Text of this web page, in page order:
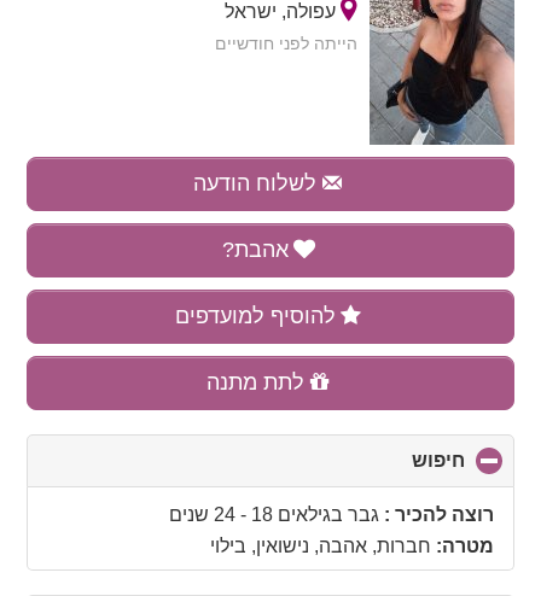
עפולה, ישראל
הייתה לפני חודשיים
לשלוח הודעה
אהבת?
להוסיף למועדפים
לתת מתנה
חיפוש
to
collapseרוצה להכיר : גבר בגילאים 18 - 24 שנים
מטרה: חברות, אהבה, נישואין, בילוי